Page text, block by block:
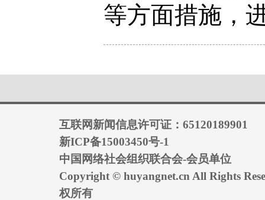
等方面措施，
互联网新闻信息许可证：65120189901
新ICP备15003450号-1
中国网络社会组织联合会-会员单位
Copyright © huyangnet.cn All Rights
权所有